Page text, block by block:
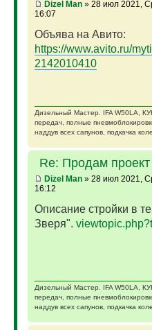
Dizel Man» 28 июл 2021,
16:07
Объява на Авито:
https://www.avito.ru/
2142010410
Дизельный Мастер. IFA W50LA,
передач, полные
наддув всех сапунов, подкачка
Re: Продам
Dizel Man» 28 июл 2021,
16:12
Описание стройки в
Зверя".
Дизельный Мастер. IFA W50LA,
передач, полные
наддув всех сапунов, подкачка